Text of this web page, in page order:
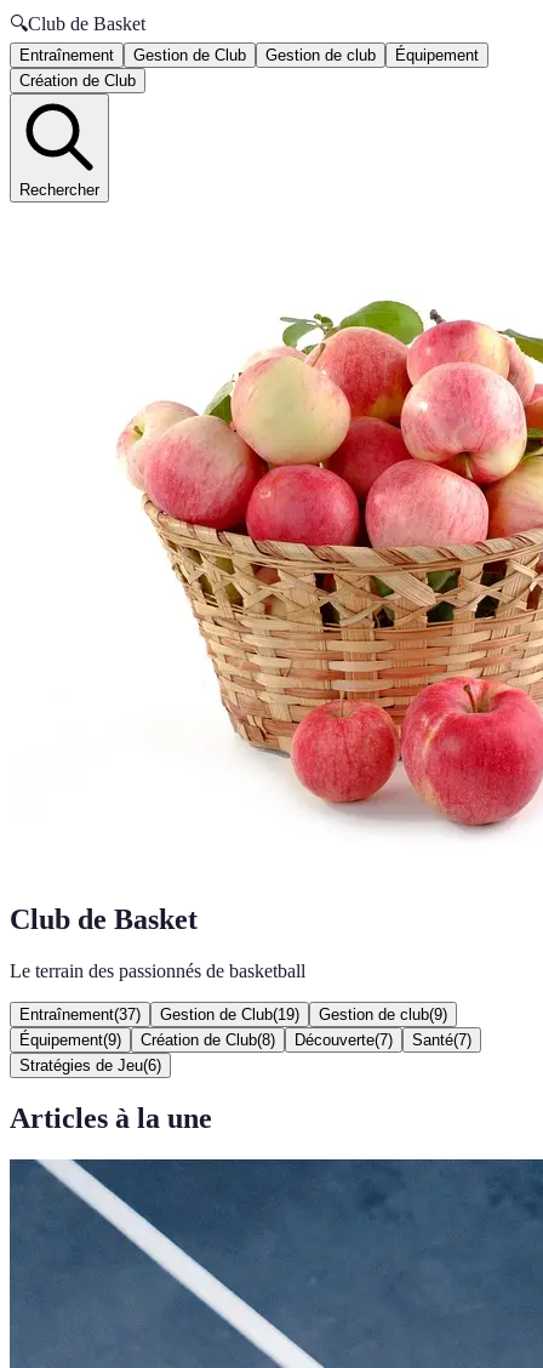
🔍Club de Basket
Entraînement Gestion de Club Gestion de club
Équipement
Création de Club
Rechercher
Club de Basket
Le terrain des passionnés de basketball
Entraînement(37) Gestion de Club(19) Gestion de club(9)
Équipement(9) Création de Club(8) Découverte(7) Santé(7)
Stratégies de Jeu(6)
Articles à la une